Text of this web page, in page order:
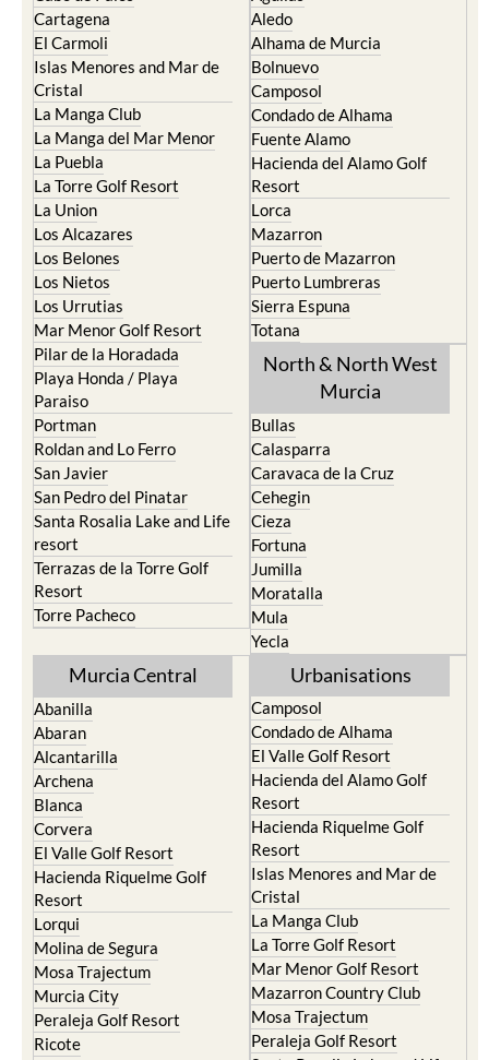
Cartagena
El Carmoli
Islas Menores and Mar de
Cristal
La Manga Club
La Manga del Mar Menor
La Puebla
La Torre Golf Resort
La Union
Los Alcazares
Los Belones
Los Nietos
Los Urrutias
Mar Menor Golf Resort
Pilar de la Horadada
Playa Honda / Playa
Paraiso
Portman
Roldan and Lo Ferro
San Javier
San Pedro del Pinatar
Santa Rosalia Lake and Life
resort
Terrazas de la Torre Golf
Resort
Torre Pacheco
Aledo
Alhama de Murcia
Bolnuevo
Camposol
Condado de Alhama
Fuente Alamo
Hacienda del Alamo Golf
Resort
Lorca
Mazarron
Puerto de Mazarron
Puerto Lumbreras
Sierra Espuna
Totana
North & North West
Murcia
Bullas
Calasparra
Caravaca de la Cruz
Cehegin
Cieza
Fortuna
Jumilla
Moratalla
Mula
Yecla
Murcia Central
Abanilla
Abaran
Alcantarilla
Archena
Blanca
Corvera
El Valle Golf Resort
Hacienda Riquelme Golf
Resort
Lorqui
Molina de Segura
Mosa Trajectum
Murcia City
Peraleja Golf Resort
Ricote
Urbanisations
Camposol
Condado de Alhama
El Valle Golf Resort
Hacienda del Alamo Golf
Resort
Hacienda Riquelme Golf
Resort
Islas Menores and Mar de
Cristal
La Manga Club
La Torre Golf Resort
Mar Menor Golf Resort
Mazarron Country Club
Mosa Trajectum
Peraleja Golf Resort